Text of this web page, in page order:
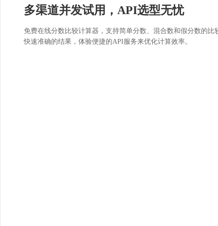
多渠道并发试用，API选型无忧
免费在线分数比较计算器，支持简单分数、混合数和假分数的比
快速准确的结果，体验便捷的API服务来优化计算效率。